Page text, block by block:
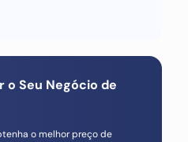
o Seu Negócio de
o melhor preço de